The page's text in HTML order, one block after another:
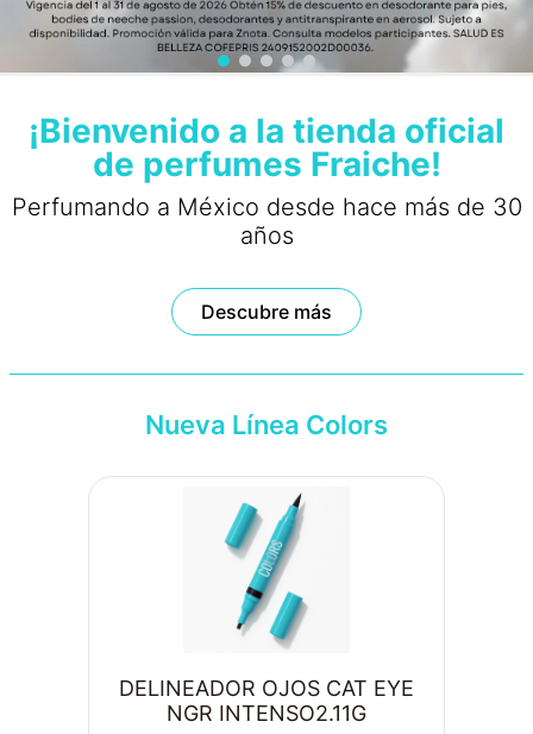
¡Bienvenido a la tienda oficial
de perfumes Fraiche!
Perfumando a México desde hace más de 30
años
Descubre más
Nueva Línea Colors
DELINEADOR OJOS CAT EYE
NGR INTENSO2.11G